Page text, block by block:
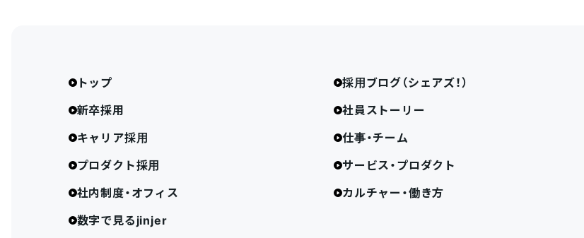
トップ
新卒採用
キャリア採用
プロダクト採用
社内制度・オフィス
数字で見るjinjer
採用ブログ（シェアズ！）
社員ストーリー
仕事・チーム
サービス・プロダクト
カルチャー・働き方